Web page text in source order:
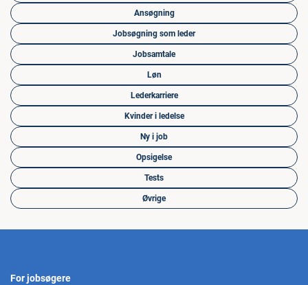
Ansøgning
Jobsøgning som leder
Jobsamtale
Løn
Lederkarriere
Kvinder i ledelse
Ny i job
Opsigelse
Tests
Øvrige
For jobsøgere